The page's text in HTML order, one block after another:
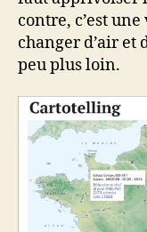
contre, c’est
changer d’air et
peu plus loin.